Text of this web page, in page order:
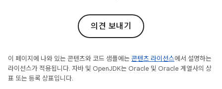
의견 보내기
이 페이지에 나와 있는 콘텐츠와 코드 샘플에는 콘텐츠 라이선스에서 설명하는
라이선스가 적용됩니다. 자바 및 OpenJDK는 Oracle 및 Oracle 계열사의 상
표 또는 등록 상표입니다.